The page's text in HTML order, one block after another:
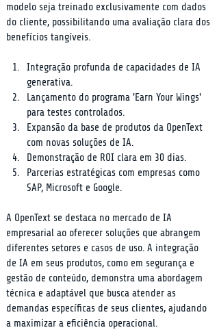
modelo seja treinado exclusivamente com dados
do cliente, possibilitando uma avaliação clara dos
benefícios tangíveis.
Integração profunda de capacidades de IA
generativa.
Lançamento do programa 'Earn Your Wings'
para testes controlados.
Expansão da base de produtos da OpenText
com novas soluções de IA.
Demonstração de ROI clara em 30 dias.
Parcerias estratégicas com empresas como
SAP, Microsoft e Google.
A OpenText se destaca no mercado de IA
empresarial ao oferecer soluções que abrangem
diferentes setores e casos de uso. A integração
de IA em seus produtos, como em segurança e
gestão de conteúdo, demonstra uma abordagem
técnica e adaptável que busca atender as
demandas específicas de seus clientes, ajudando
a maximizar a eficiência operacional.